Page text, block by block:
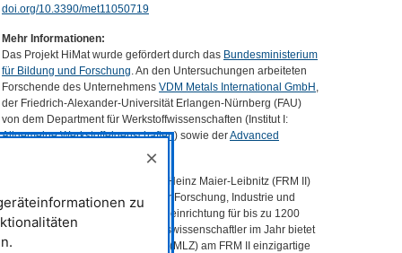
doi.org/10.3390/met11050719
Mehr Informationen:
Das Projekt HiMat wurde gefördert durch das Bundesministerium
für Bildung und Forschung. An den Untersuchungen arbeiteten
Forschende des Unternehmens VDM Metals International GmbH ,
der Friedrich-Alexander-Universität Erlangen-Nürnberg (FAU)
von dem Department für Werkstoffwissenschaften (Institut I:
Allgemeine Werkstoffeigenschaften) sowie derAdvanced
Die Forschungs-Neutronenquelle Heinz Maier-Leibnitz (FRM
II)
stellt Neutronen und Positronen für Forschung, Industrie und
Medizin zur Verfügung. Als Serviceeinrichtung für bis zu 1200
Gastwissenschaftlerinnen und Gaswissenschaftler im Jahr bietet
das Heinz Maier-Leibnitz Zentrum ( MLZ) am FRM
II einzigartige
×
zu